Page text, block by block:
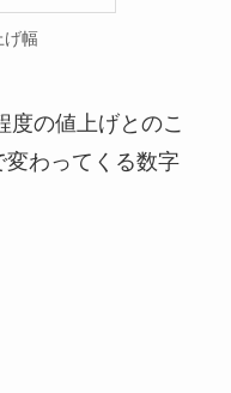
げ幅
度の値上げとのこ
変わってくる数字